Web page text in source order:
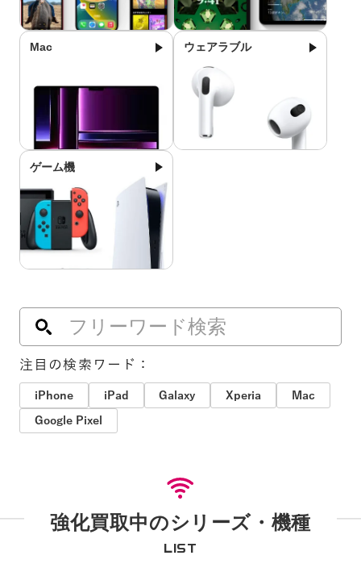
Mac ウェアラブル
ゲーム機
注目の検索ワード：
iPhone iPad Galaxy Xperia
Mac
Google Pixel
強化買取中のシリーズ・機種
LIST